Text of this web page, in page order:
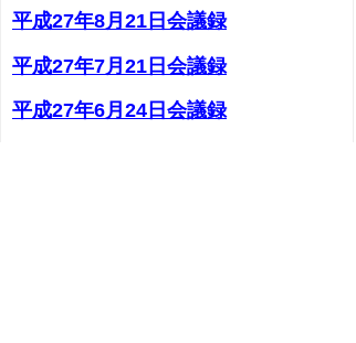
平成27年8月21日会議録
平成27年7月21日会議録
平成27年6月24日会議録